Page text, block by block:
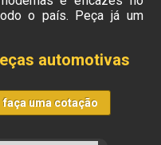
o país. Peça já um
automotivas
faça uma cotação